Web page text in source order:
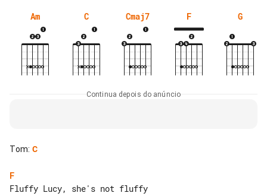
Am C Cmaj7 F G
Continua depois do anúncio
Tom: C
F